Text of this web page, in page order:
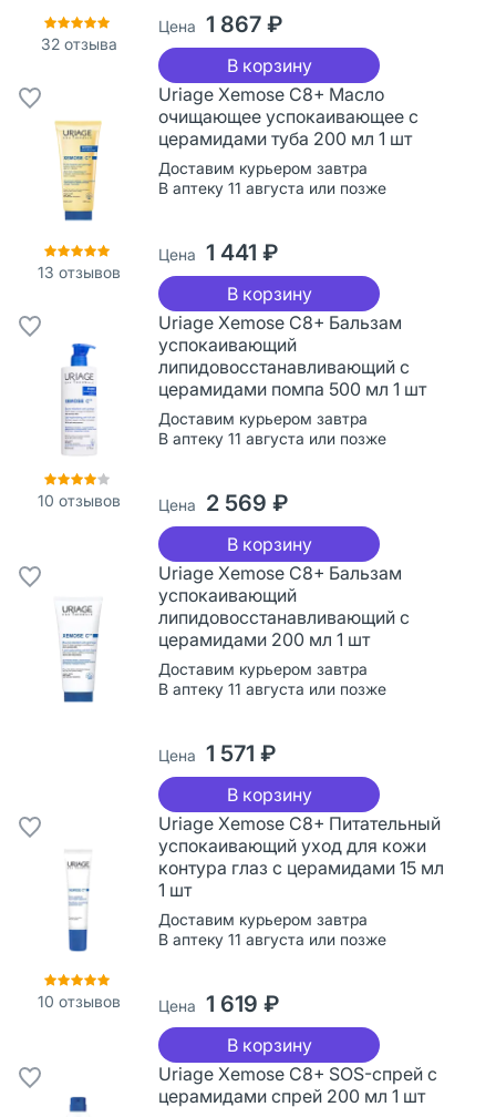
32отзыва
Цена 1 867 ₽
В корзину
13 отзывов
Uriage Xemose С8+ Масло
очищающее успокаивающее с
церамидами туба 200 мл 1 шт
Доставим курьером завтра
В аптеку 11 августа или позже
Цена 1 441 ₽
В корзину
10 отзывов
Uriage Xemose C8+ Бальзам
успокаивающий
липидовосстанавливающий с
церамидами помпа 500 мл 1 шт
Доставим курьером завтра
В аптеку 11 августа или позже
Цена 2 569 ₽
В корзину
Uriage Xemose C8+ Бальзам
успокаивающий
липидовосстанавливающий с
церамидами 200 мл 1 шт
Доставим курьером завтра
В аптеку 11 августа или позже
Цена 1 571 ₽
В корзину
10 отзывов
Uriage Xemose C8+ Питательный
успокаивающий уход для кожи
контура глаз с церамидами 15 мл
1 шт
Доставим курьером завтра
В аптеку 11 августа или позже
Цена 1 619 ₽
В корзину
Uriage Xemose С8+ SOS-спрей с
церамидами спрей 200 мл 1 шт